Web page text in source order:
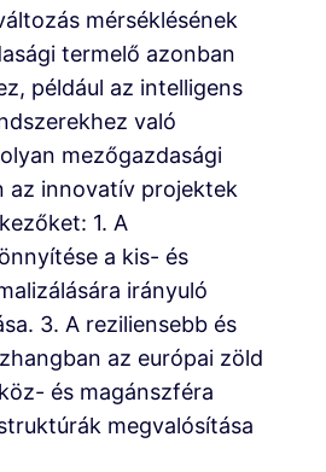
mérséklésének
termelő azonban
például az intelligens
való
mezőgazdasági
az innovatív projektek
1. A
a kis- és
irányuló
3. A reziliensebb és
az európai zöld
és magánszféra
megvalósítása